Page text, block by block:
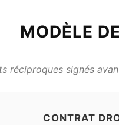
MODÈLE
réciproques signés
CONTRAT